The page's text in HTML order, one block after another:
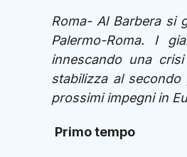
Roma- Al Barbera si
Palermo-Roma. I
innescando una
stabilizza al
prossimi impegni in
Primo tempo